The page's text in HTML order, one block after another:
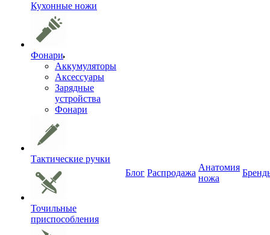
Кухонные ножи
Фонари
Аккумуляторы
Аксессуары
Зарядные
устройства
Фонари
Тактические ручки
Точильные
приспособления
Блог Распродажа
Анатомия
ножа